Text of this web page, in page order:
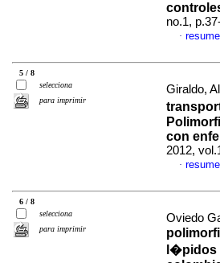
no.1,
·
5 / 8
selecciona
para imprimir
Giraldo,
con
2012,
·
6 / 8
selecciona
para imprimir
Oviedo
l�pidos